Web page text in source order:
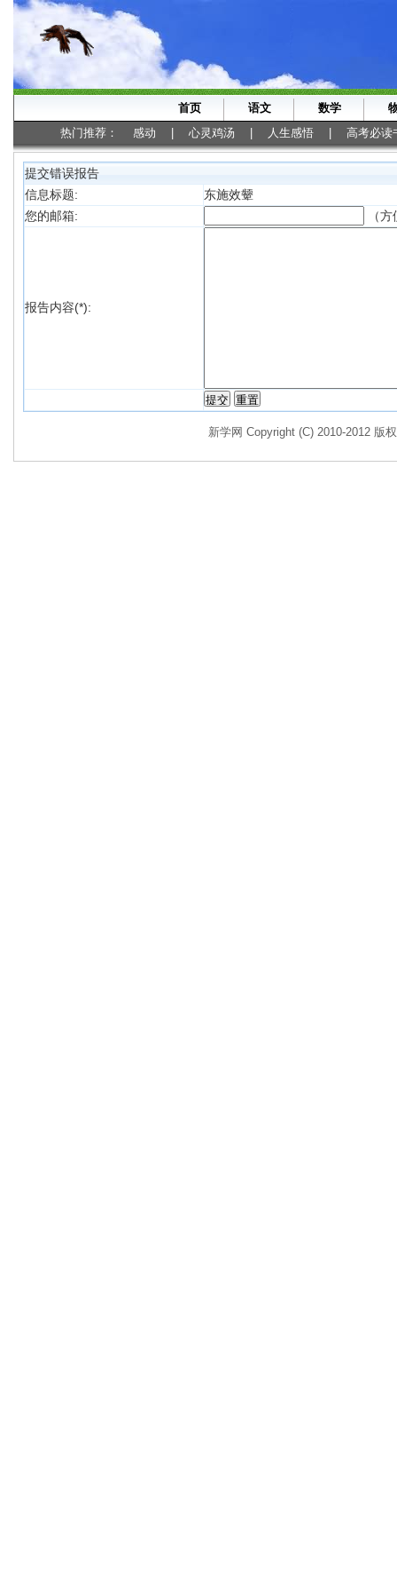
首页 语文 数学
热门推荐： 感动 心灵鸡汤 人生感悟 高考必读
提交错误报告
信息标题:
东施效颦
您的邮箱:
（
报告内容(*):
新学网 Copyright (C) 2010-2012 版